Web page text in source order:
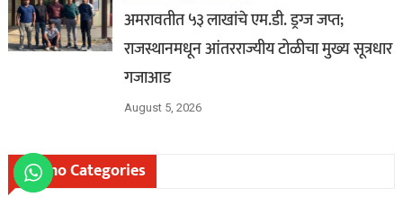
अमरावतीत ५३ लाखांचे एम.डी. ड्रग्ज जप्त;
राजस्थानमधून आंतरराज्यीय टोळीचा मुख्य सूत्रधार
गजाआड
August 5, 2026
Mismo Categories